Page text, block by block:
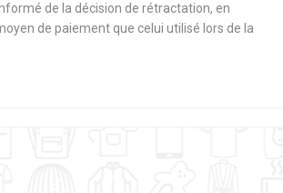
de la décision de rétractation, en
de paiement que celui utilisé lors de la